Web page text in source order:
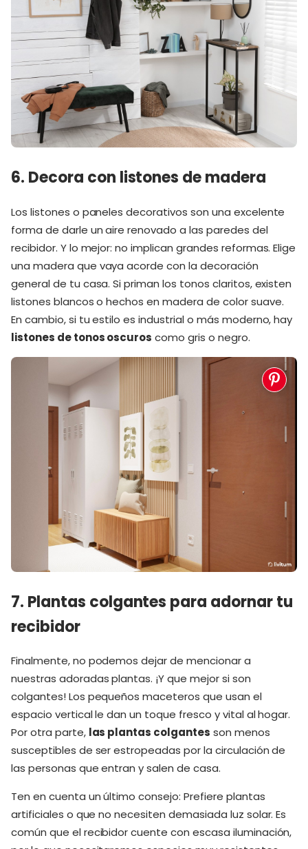
6. Decora con listones de madera
Los listones o paneles decorativos son una excelente
forma de darle un aire renovado a las paredes del
recibidor. Y lo mejor: no implican grandes reformas. Elige
una madera que vaya acorde con la decoración
general de tu casa. Si priman los tonos claritos, existen
listones blancos o hechos en madera de color suave.
En cambio, si tu estilo es industrial o más moderno, hay
listones de tonos oscuros como gris o negro.
7. Plantas colgantes para adornar tu
recibidor
Finalmente, no podemos dejar de mencionar a
nuestras adoradas plantas. ¡Y que mejor si son
colgantes! Los pequeños maceteros que usan el
espacio vertical le dan un toque fresco y vital al hogar.
Por otra parte, las plantas colgantes son menos
susceptibles de ser estropeadas por la circulación de
las personas que entran y salen de casa.
Ten en cuenta un último consejo: Prefiere plantas
artificiales o que no necesiten demasiada luz solar. Es
común que el recibidor cuente con escasa iluminación,